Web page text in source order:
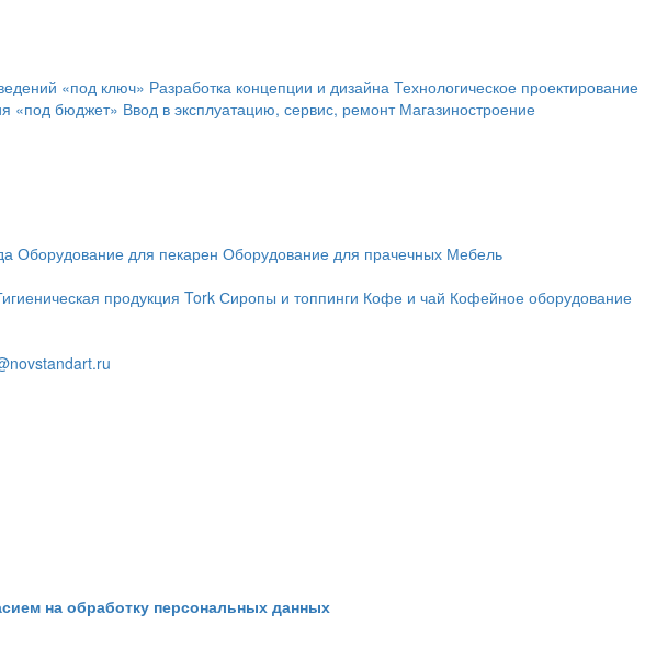
«под ключ» Разработка концепции и дизайна Технологическое проектирование
«под бюджет» Ввод в эксплуатацию, сервис, ремонт Магазиностроение
Оборудование для пекарен Оборудование для прачечных Мебель
продукция Tork Сиропы и топпинги Кофе и чай Кофейное оборудование
на обработку персональных данных